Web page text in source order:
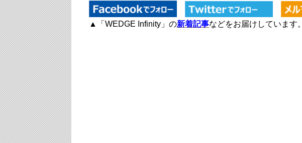
▲「WEDGE Infinity」の新着記事などをお届けしています。